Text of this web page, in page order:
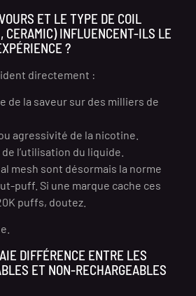
ET LE TYPE DE COIL
CERAMIC) INFLUENCENT-ILS LE
?
directement :
de la saveur sur des milliers de
agressivité de la nicotine.
l’utilisation du liquide.
mesh sont désormais la norme
puff. Si une marque cache ces
puffs, doutez.
DIFFÉRENCE ENTRE LES
ET NON-RECHARGEABLES